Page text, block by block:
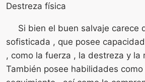
Destreza física
Si bien el buen salvaje carece
sofisticada , que posee
, como la fuerza , la destreza y la
También posee habilidades como